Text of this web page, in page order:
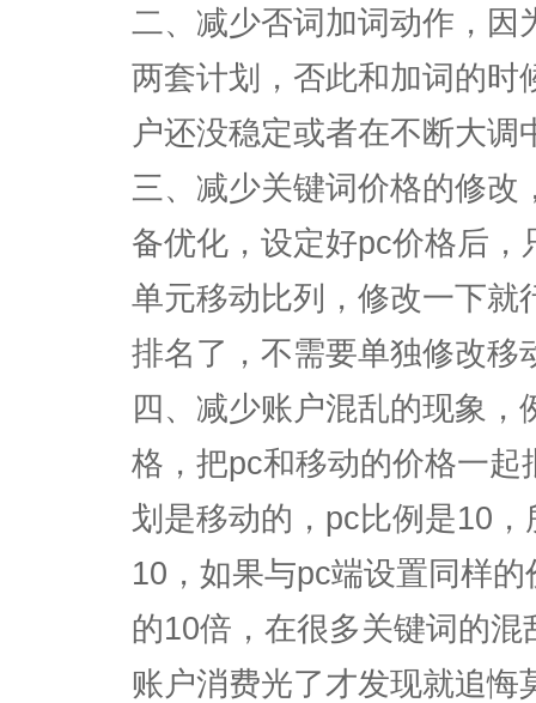
二、减少否词加词动作，因
两套计划，否此和加词的时
户还没稳定或者在不断大调
三、减少关键词价格的修
备优化，设定好pc价格后
单元移动比列，修改一下就
排名了，不需要单独修改移
四、减少账户混乱的现象
格，把pc和移动的价格一
划是移动的，pc比例是10
10，如果与pc端设置同样
的10倍，在很多关键词的
账户消费光了才发现就追悔